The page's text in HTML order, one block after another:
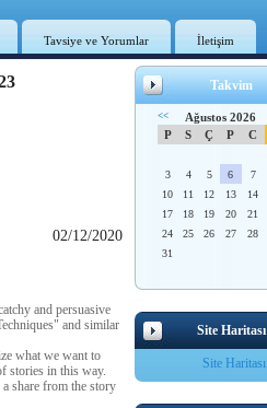
Tavsiye ve Yorumlar İletişim
02/12/2020
and persuasive
and similar
what we want to
stories in this way.
share from the story
Takvim
<< Ağustos 2026
P S Ç P C
3
4 5 6 7
10
11 12 13 14
17
18 19 20 21
24
25 26 27 28
31
Site Haritası
Site Haritası